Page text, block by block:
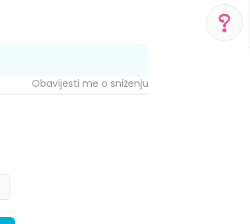
Obavijesti me o sniženjuZa više informacija,
pomoć i porudžbine